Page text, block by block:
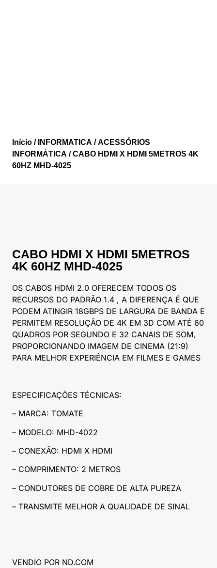
Início / INFORMATICA /ACESSÓRIOS
INFORMÁTICA / CABO HDMI X HDMI 5METROS 4K
60HZ MHD-4025
CABO HDMI X HDMI 5METROS
4K 60HZ MHD-4025
OS CABOS HDMI 2.0 OFERECEM TODOS OS
RECURSOS DO PADRÃO 1.4 , A DIFERENÇA É QUE
PODEM ATINGIR 18GBPS DE LARGURA DE BANDA E
PERMITEM RESOLUÇÃO DE 4K EM 3D COM ATÉ 60
QUADROS POR SEGUNDO E 32 CANAIS DE SOM,
PROPORCIONANDO IMAGEM DE CINEMA (21:9)
PARA MELHOR EXPERIÊNCIA EM FILMES E GAMES
ESPECIFICAÇÕES TÉCNICAS:
– MARCA: TOMATE
– MODELO: MHD-4022
– CONEXÃO: HDMI X HDMI
– COMPRIMENTO: 2 METROS
– CONDUTORES DE COBRE DE ALTA PUREZA
– TRANSMITE MELHOR A QUALIDADE DE SINAL
VENDIO POR ND.COM